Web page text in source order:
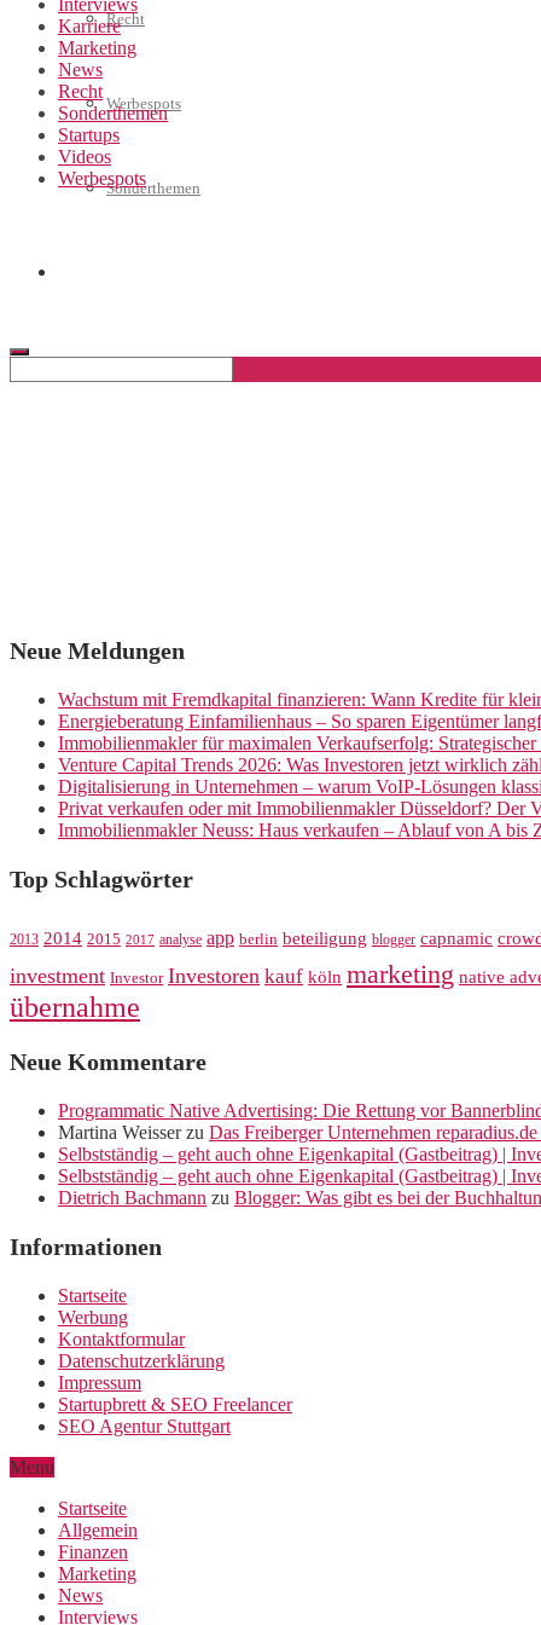
Recht
Werbespots
Sonderthemen
Interviews
Karriere
Marketing
News
Recht
Sonderthemen
Startups
Videos
Werbespots
Neue Meldungen
Wachstum mit Fremdkapital finanzieren: Wann Kredite für
Energieberatung Einfamilienhaus – So sparen Eigentümer
Immobilienmakler für maximalen Verkaufserfolg:
Venture Capital Trends 2026: Was Investoren jetzt wirklich
Digitalisierung in Unternehmen – warum VoIP-Lösungen
Privat verkaufen oder mit Immobilienmakler Düsseldorf? Der
Immobilienmakler Neuss: Haus verkaufen – Ablauf von A bis
Top Schlagwörter
2013 2014 2015 2017 analyse app berlin beteiligung blogger capnamic
investment Investor Investoren kauf köln marketing native
übernahme
Neue Kommentare
Programmatic Native Advertising: Die Rettung vor
Martina Weisserzu Das Freiberger Unternehmen
Selbstständig – geht auch ohne Eigenkapital (Gastbeitrag) |
Selbstständig – geht auch ohne Eigenkapital (Gastbeitrag) |
Dietrich Bachmann zu Blogger: Was gibt es bei der
Informationen
Startseite
Werbung
Kontaktformular
Datenschutzerklärung
Impressum
Startupbrett & SEO Freelancer
SEO Agentur Stuttgart
Menu
Startseite
Allgemein
Finanzen
Marketing
News
Interviews